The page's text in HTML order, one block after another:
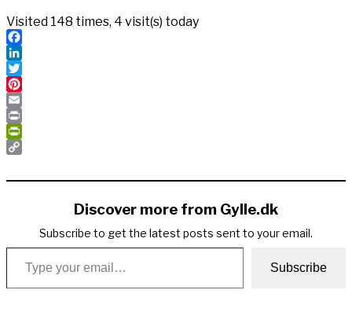
Visited 148 times, 4 visit(s) today
Facebook
LinkedIn
Twitter
Pinterest
Email
Print
PrintFriendly
Link
Discover more from Gylle.dk
Subscribe to get the latest posts sent to your email.
Type your email…
Subscribe